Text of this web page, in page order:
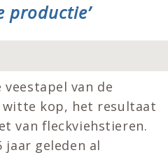
productie’
veestapel van de
kop, het resultaat
van fleckviehstieren.
jaar geleden al